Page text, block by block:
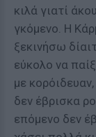
κιλά γιατί
γκόμενο. Η
ξεκινήσω
εύκολο να
με
δεν έβρισκα
επόμενο δεν